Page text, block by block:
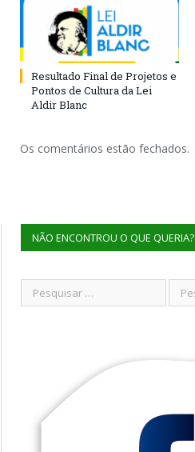
Resultado Final de Projetos e
Pontos de Cultura da Lei
Aldir Blanc
Os comentários estão fechados.
NÃO ENCONTROU O QUE QUERIA?